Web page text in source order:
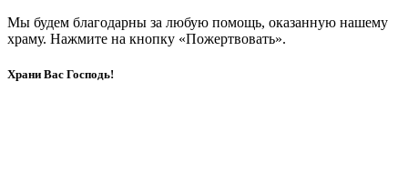
Мы будем благодарны за любую помощь, оказанную нашему
храму. Нажмите на кнопку «Пожертвовать».
Храни Вас Господь!